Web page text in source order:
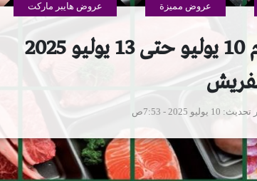
عروض كارفور مصر اليوم 10 يوليو حتى 13 يوليو 2025
عروض مميزة عروض هايبر ماركت
تحديث 10 يوليو 2025 - 7:53ص